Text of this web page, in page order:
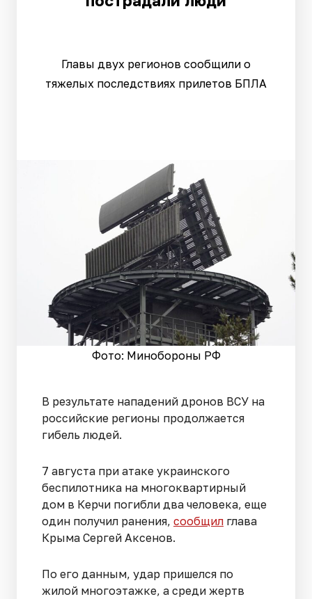
Главы двух регионов сообщили о
тяжелых последствиях прилетов БПЛА
Фото: Минобороны РФ
В результате нападений дронов ВСУ на
российские регионы продолжается
гибель людей.
7 августа при атаке украинского
беспилотника на многоквартирный
дом в Керчи погибли два человека, еще
один получил ранения, сообщил глава
Крыма Сергей Аксенов.
По его данным, удар пришелся по
жилой многоэтажке, а среди жертв